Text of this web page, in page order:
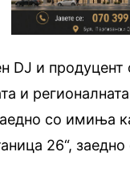
DJ и продуцент
и
со имиња
26“,